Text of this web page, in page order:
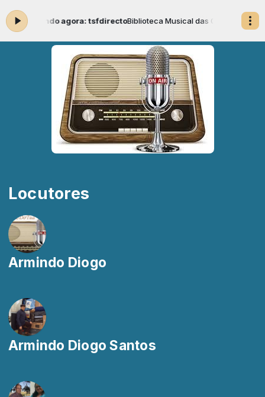
-Tocando agora: tsfdirectoBiblioteca Musical das 08:00 às 11:59 -
Locutores
Armindo Diogo
Armindo Diogo Santos